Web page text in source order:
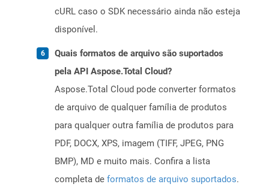
cURL caso o SDK necessário ainda não esteja
disponível.
Quais formatos de arquivo são suportados
pela API Aspose.Total Cloud?
Aspose.Total Cloud pode converter formatos
de arquivo de qualquer família de produtos
para qualquer outra família de produtos para
PDF, DOCX, XPS, imagem (TIFF, JPEG, PNG
BMP), MD e muito mais. Confira a lista
completa de formatos de arquivo suportados.